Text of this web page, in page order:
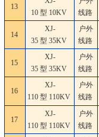
13
10 型 10KV
线路
14
XJ-
35 型 35KV
户外
线路
15
XJ-
35 型 35KV
户外
线路
16
XJ-
110 型 110KV
户外
线路
17
XJ-
110 型 110KV
户外
线路